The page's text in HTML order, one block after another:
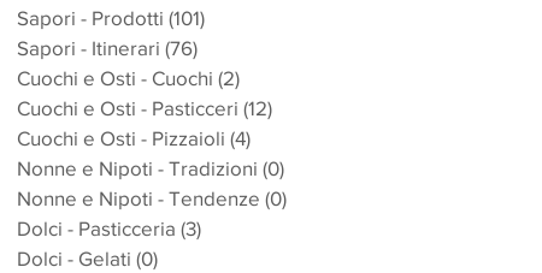
Sapori - Prodotti (101)
Sapori - Itinerari (76)
Cuochi e Osti - Cuochi (2)
Cuochi e Osti - Pasticceri (12)
Cuochi e Osti - Pizzaioli (4)
Nonne e Nipoti - Tradizioni (0)
Nonne e Nipoti - Tendenze (0)
Dolci - Pasticceria (3)
Dolci - Gelati (0)